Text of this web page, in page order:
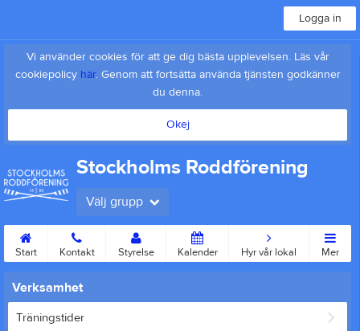
Logga in
Vi använder cookies för att ge dig bästa upplevelsen. Läs vår
cookiepolicy här. Genom att fortsätta använda tjänsten godkänner
du denna.
Okej
Stockholms Roddförening
Välj grupp
Start Kontakt Styrelse Kalender Hyr vår lokal Mer
Verksamhet
Träningstider